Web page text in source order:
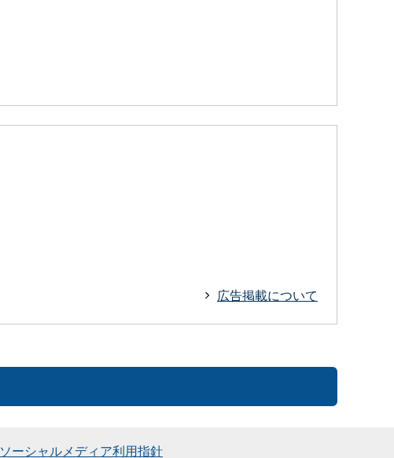
広告掲載について
ソーシャルメディア利用指針